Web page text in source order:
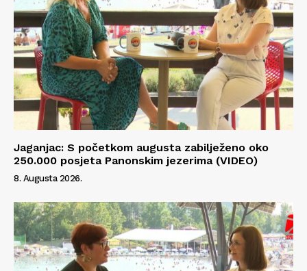
Jaganjac: S početkom augusta zabilježeno oko
250.000 posjeta Panonskim jezerima (VIDEO)
8. Augusta 2026.